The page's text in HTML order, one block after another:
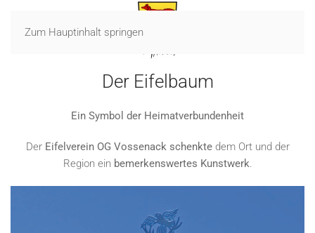
Zum Hauptinhalt springen
Der Eifelbaum
Ein Symbol der Heimatverbundenheit
Der Eifelverein OG Vossenack schenktedem Ort und der
Region ein bemerkenswertes Kunstwerk.